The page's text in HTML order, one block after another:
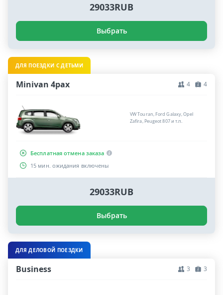
29033RUB
Выбрать
ДЛЯ ПОЕЗДКИ С ДЕТЬМИ
Minivan 4pax 4 4
VW Touran, Ford Galaxy, Opel
Zafira, Peugeot 807 и т.п.
Бесплатная отмена заказа
15 мин. ожидания включены
29033RUB
Выбрать
ДЛЯ ДЕЛОВОЙ ПОЕЗДКИ
Business 3 3